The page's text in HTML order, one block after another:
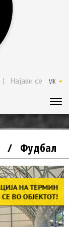
MK
Најави се
|
/ Фудбал